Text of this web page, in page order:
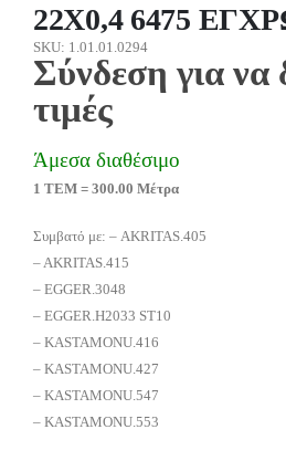
22X0,4 6475
SKU: 1.01.01.0294
Σύνδεση για να
τιμές
Άμεσα διαθέσιμο
1 ΤΕΜ = 300.00 Μέτρα
Συμβατό με: – AKRITAS.405
– AKRITAS.415
– EGGER.3048
– EGGER.H2033 ST10
– KASTAMONU.416
– KASTAMONU.427
– KASTAMONU.547
– KASTAMONU.553